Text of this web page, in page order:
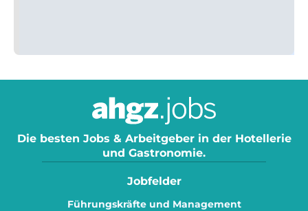
Die besten Jobs & Arbeitgeber in der Hotellerie
und Gastronomie.
Jobfelder
Führungskräfte und Management